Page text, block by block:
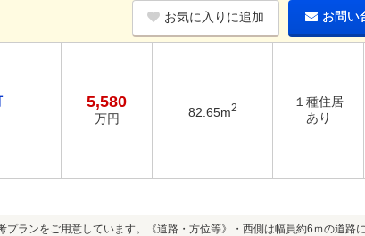
お気に入りに追加 お問い
5,580
万円 82.65m2
１種住居
あり
ランをご用意しています。《道路・方位等》・西側は幅員約6ｍの道路